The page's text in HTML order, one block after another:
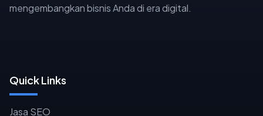
mengembangkan bisnis Anda di era digital.
Quick Links
Jasa SEO